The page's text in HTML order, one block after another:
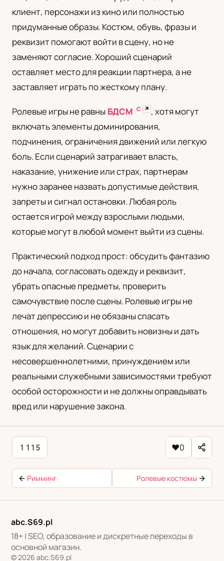
клиент, персонажи из кино или полностью
придуманные образы. Костюм, обувь, фразы и
реквизит помогают войти в сцену, но не
заменяют согласие. Хороший сценарий
оставляет место для реакции партнера, а не
заставляет играть по жесткому плану.
Ролевые игры не равны БДСМ С ↗ , хотя могут
включать элементы доминирования,
подчинения, ограничения движений или легкую
боль. Если сценарий затрагивает власть,
наказание, унижение или страх, партнерам
нужно заранее назвать допустимые действия,
запреты и сигнал остановки. Любая роль
остается игрой между взрослыми людьми,
которые могут в любой момент выйти из сцены.
Практический подход прост: обсудить фантазию
до начала, согласовать одежду и реквизит,
убрать опасные предметы, проверить
самочувствие после сцены. Ролевые игры не
лечат депрессию и не обязаны спасать
отношения, но могут добавить новизны и дать
язык для желаний. Сценарии с
несовершеннолетними, принуждением или
реальными служебными зависимостями требуют
особой осторожности и не должны оправдывать
вред или нарушение закона.
1 115 ♥0
Римминг Ролевые костюмы
abc.S69.pl
18+ | SEO, образование и дискретные переходы в
основной магазин.
© 2026 abc.S69.pl